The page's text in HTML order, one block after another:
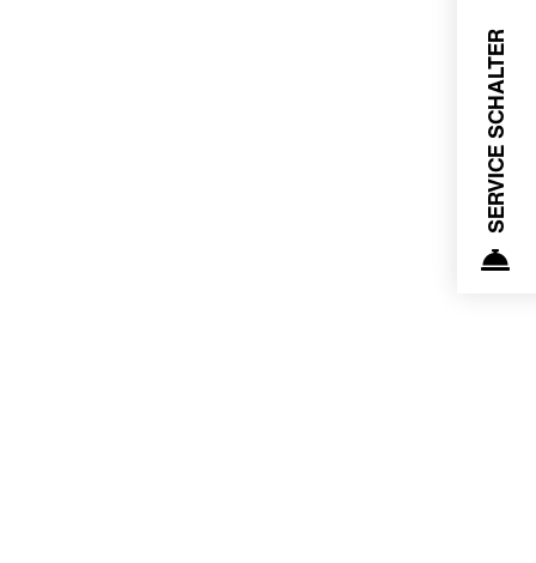
SERVICE SCHALTER